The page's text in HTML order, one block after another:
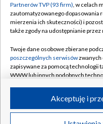
Centrum informacji TVP
Naziemna Telewizja
Rada Programowa
System NOS
Informacje o nadawcy
Program dla prasy
©2026 Telewizja
Partnerów TVP (93 firm), w celach
zautomatyzowanego dopasowania
mierzenia ich skuteczności) i
także zgody na udostępnianie
Twoje dane osobowe zbierane
poszczególnych serwisówzwanych
zapisywane za pomocą technologii
WWW lub innych podobnych
ruchu w Internecie.
Twoje dane osobowe zbierane
Akceptuję i